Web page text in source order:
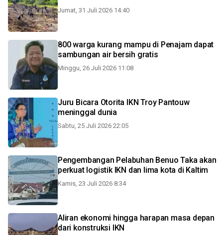
Jumat, 31 Juli 2026 14:40
800 warga kurang mampu di Penajam dapat
sambungan air bersih gratis
Minggu, 26 Juli 2026 11:08
Juru Bicara Otorita IKN Troy Pantouw
meninggal dunia
Sabtu, 25 Juli 2026 22:05
Pengembangan Pelabuhan Benuo Taka akan
perkuat logistik IKN dan lima kota di Kaltim
Kamis, 23 Juli 2026 8:34
Aliran ekonomi hingga harapan masa depan
dari konstruksi IKN